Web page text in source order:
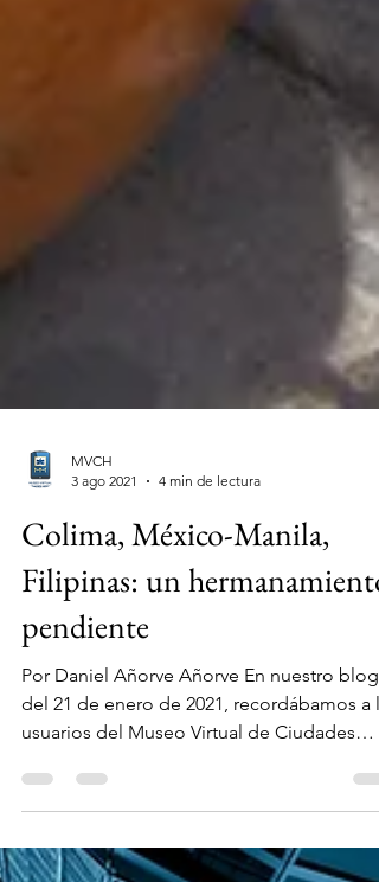
3 ago 2021
4 min de lectura
Colima, México-Manila,
Filipinas: un hermanamiento
pendiente
Por Daniel Añorve Añorve En nuestro blog
usuarios del Museo Virtual de Ciudades
Hermanas, que...